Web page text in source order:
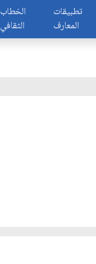
الخطاب
الثقافي
تطبيقات
المعارف